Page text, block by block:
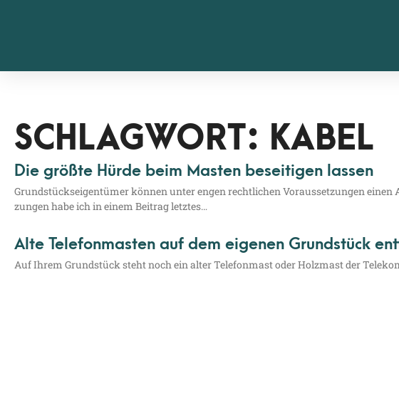
SCHLAGWORT: KABEL
Die größte Hürde beim Masten beseitigen lassen
Grund­stücks­ei­gen­tü­mer kön­nen unter engen recht­li­chen Vor­aus­set­zun­gen
zun­gen habe ich in einem Bei­trag letztes…
Alte Telefonmasten auf dem eigenen Grundstück
Auf Ihrem Grund­stück steht noch ein alter Tele­fon­mast oder Holz­mast der